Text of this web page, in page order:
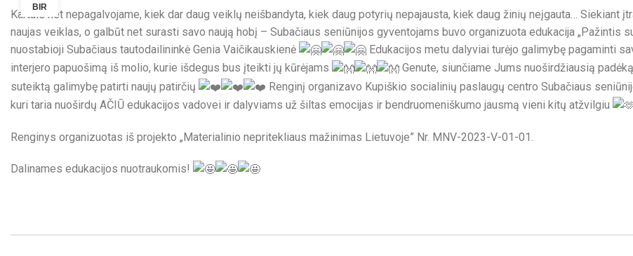
BIR
Kartais net nepagalvojame, kiek dar daug veiklų neišbandyta, kiek daug potyrių nepajausta, kiek daug žinių neįgauta… Siekiant
naujas veiklas, o galbūt net surasti savo naują hobį – Subačiaus seniūnijos gyventojams buvo organizuota edukacija „Pažintis
nuostabioji Subačiaus tautodailininkė Genia Vaičikauskienė
Edukacijos metu dalyviai turėjo galimybę pagaminti
interjero papuošimą iš molio, kurie išdegus bus įteikti jų kūrėjams
Genute, siunčiame Jums nuoširdžiausią
suteiktą galimybę patirti naujų patirčių
Renginį organizavo Kupiškio socialinių paslaugų centro Subačiaus
kuri taria nuoširdų AČIŪ edukacijos vadovei ir dalyviams už šiltas emocijas ir bendruomeniškumo jausmą vieni kitų atžvilgiu
Renginys organizuotas iš projekto „Materialinio nepritekliaus mažinimas Lietuvoje” Nr. MNV-2023-V-01-01.
Dalinames edukacijos nuotraukomis!